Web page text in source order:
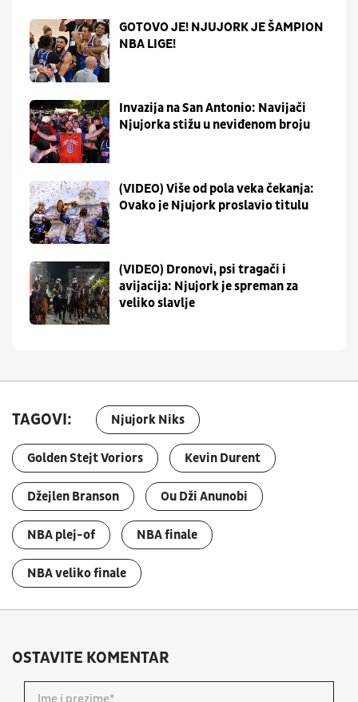
GOTOVO JE! NJUJORK JE ŠAMPION
NBA LIGE!
Invazija na San Antonio: Navijači
Njujorka stižu u neviđenom broju
(VIDEO) Više od pola veka čekanja:
Ovako je Njujork proslavio titulu
(VIDEO) Dronovi, psi tragači i
avijacija: Njujork je spreman za
veliko slavlje
TAGOVI: Njujork Niks
Golden Stejt Voriors Kevin Durent
Džejlen Branson Ou Dži Anunobi
NBA plej-of NBA finale
NBA veliko finale
OSTAVITE KOMENTAR